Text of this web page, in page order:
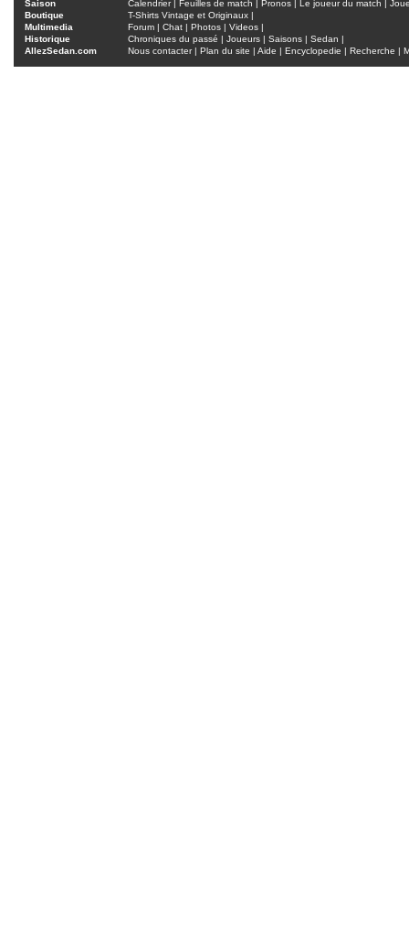
Saison Calendrier| Feuilles de match Pronos Le joueur du match
Boutique
T-Shirts Vintage et Originaux |
Multimedia
Forum | Chat | Photos | Videos |
Historique
Chroniques du passé | Joueurs | Saisons | Sedan |
AllezSedan.com
Nous contacter| Plan du site | Aide | Encyclopedie | Recherche |